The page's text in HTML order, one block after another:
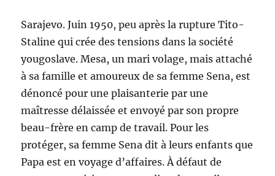
Sarajevo. Juin 1950, peu après la rupture Tito-
Staline qui crée des tensions dans la société
yougoslave. Mesa, un mari volage, mais attaché
à sa famille et amoureux de sa femme Sena, est
dénoncé pour une plaisanterie par une
maîtresse délaissée et envoyé par son propre
beau-frère en camp de travail. Pour les
protéger, sa femme Sena dit à leurs enfants que
Papa est en voyage d’affaires. À défaut de